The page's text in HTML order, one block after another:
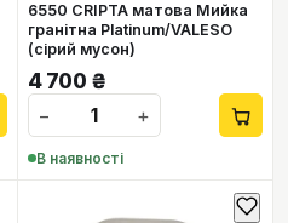
6550 CRIPTA матова Мийка
гранітна Platinum/VALESO
(сірий мусон)
4 700 ₴
−
+
В наявності